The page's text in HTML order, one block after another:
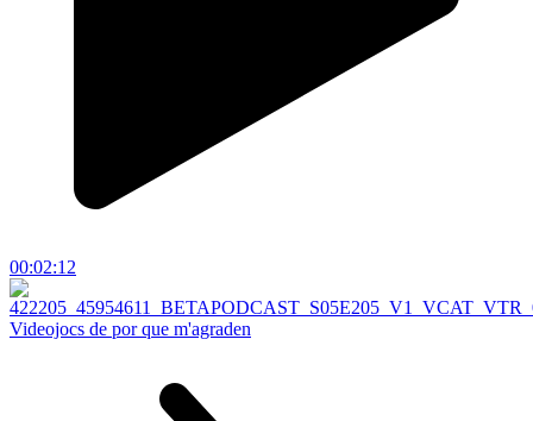
00:02:12
Videojocs de por que m'agraden